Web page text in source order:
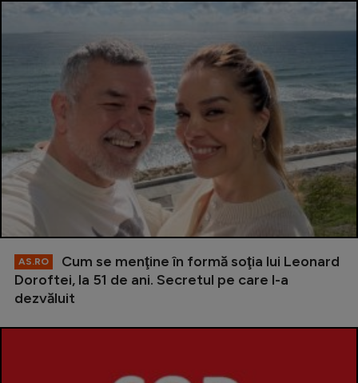
AS.RO
Cum se menţine în formă soţia lui Leonard
Doroftei, la 51 de ani. Secretul pe care l-a
dezvăluit